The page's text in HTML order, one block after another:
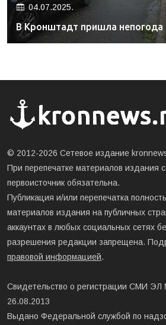
04.07.2025.
В Кронштадт пришла непогода
© 2012-2026 Сетевое издание
При перепечатке материалов издания
первоисточник обязательна.
Публикация и/или перепечатка
материалов издания на публичных
аккаунтах в любых социальных сетях
разрешения редакции запрещена.
правовой информацией.
Свидетельство о регистрации СМИ
26.08.2013
Выдано Федеральной службой по